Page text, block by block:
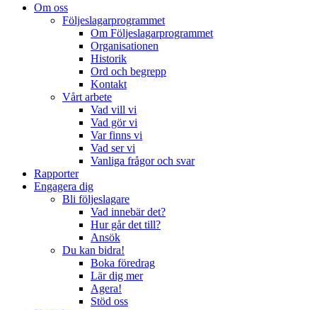
Om oss
Följeslagarprogrammet
Om Följeslagarprogrammet
Organisationen
Historik
Ord och begrepp
Kontakt
Vårt arbete
Vad vill vi
Vad gör vi
Var finns vi
Vad ser vi
Vanliga frågor och svar
Rapporter
Engagera dig
Bli följeslagare
Vad innebär det?
Hur går det till?
Ansök
Du kan bidra!
Boka föredrag
Lär dig mer
Agera!
Stöd oss